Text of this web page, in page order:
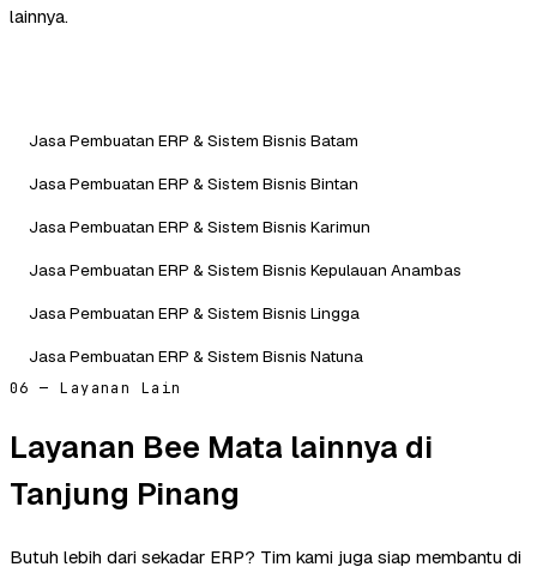
lainnya.
Jasa Pembuatan ERP & Sistem Bisnis Batam
Jasa Pembuatan ERP & Sistem Bisnis Bintan
Jasa Pembuatan ERP & Sistem Bisnis Karimun
Jasa Pembuatan ERP & Sistem Bisnis Kepulauan Anambas
Jasa Pembuatan ERP & Sistem Bisnis Lingga
Jasa Pembuatan ERP & Sistem Bisnis Natuna
06 — Layanan Lain
Layanan Bee Mata lainnya di
Tanjung Pinang
Butuh lebih dari sekadar ERP? Tim kami juga siap membantu di